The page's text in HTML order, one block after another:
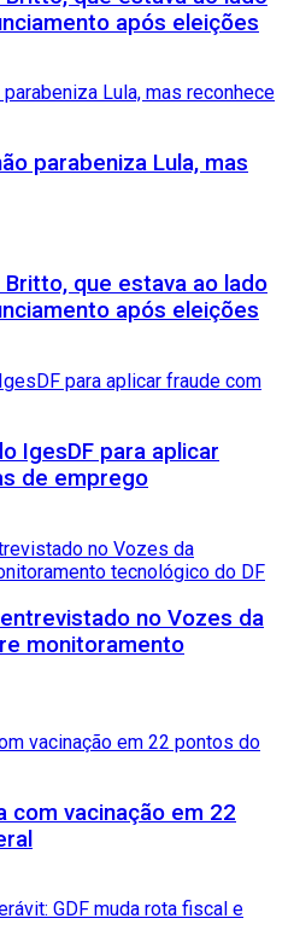
após eleições
parabeniza Lula, mas
que estava ao lado
após eleições
IgesDF para aplicar
de emprego
no Vozes da
monitoramento
com vacinação em 22